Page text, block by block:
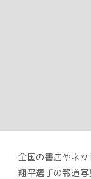
全国の書店やネ
翔平選手の報道